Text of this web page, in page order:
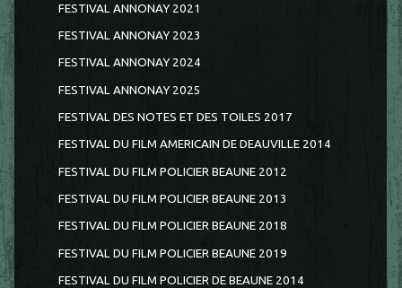
FESTIVAL ANNONAY 2021
FESTIVAL ANNONAY 2023
FESTIVAL ANNONAY 2024
FESTIVAL ANNONAY 2025
FESTIVAL DES NOTES ET DES TOILES 2017
FESTIVAL DU FILM AMERICAIN DE DEAUVILLE 2014
FESTIVAL DU FILM POLICIER BEAUNE 2012
FESTIVAL DU FILM POLICIER BEAUNE 2013
FESTIVAL DU FILM POLICIER BEAUNE 2018
FESTIVAL DU FILM POLICIER BEAUNE 2019
FESTIVAL DU FILM POLICIER DE BEAUNE 2014